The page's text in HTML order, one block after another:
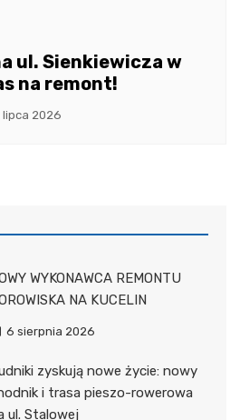
ul. Sienkiewicza w
na remont!
lipca 2026
WYKONAWCA REMONTU
NA KUCELIN
6 sierpnia 2026
zyskują nowe życie: nowy
i trasa pieszo-rowerowa
ul. Stalowej